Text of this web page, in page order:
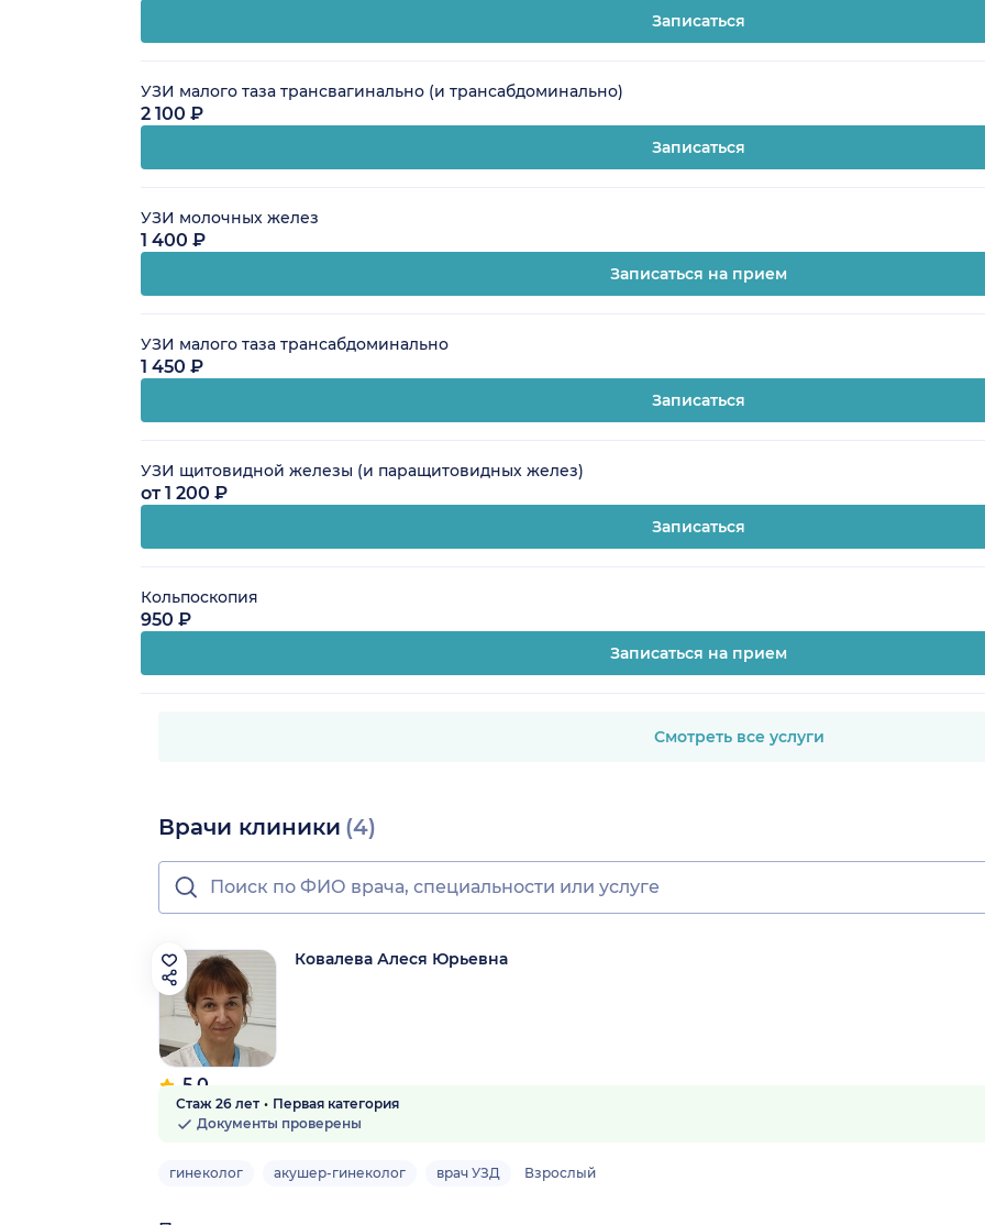
Записаться
УЗИ малого таза трансвагинально (и трансабдоминально)
2 100 ₽
Записаться
УЗИ молочных желез
1 400 ₽
Записаться на прием
УЗИ малого таза трансабдоминально
1 450 ₽
Записаться
УЗИ щитовидной железы (и паращитовидных желез)
от 1 200 ₽
Записаться
Кольпоскопия
950 ₽
Записаться на прием
Смотреть все услуги
Врачи клиники (4)
5.0
8 отзывов
Ковалева Алеся Юрьевна
Стаж 26 лет
Первая категория
Документы проверены
гинеколог акушер-гинеколог врач УЗД Взрослый